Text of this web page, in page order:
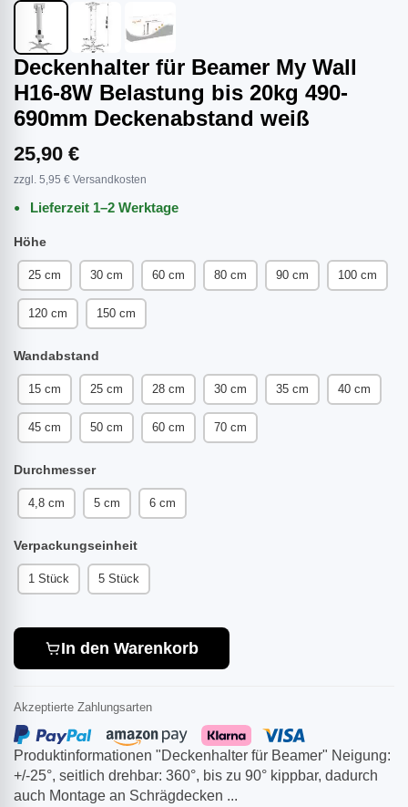
Deckenhalter für Beamer My Wall
H16-8W Belastung bis 20kg 490-
690mm Deckenabstand weiß
Produktinformationen "Deckenhalter für Beamer" Neigung:
+/-25°, seitlich drehbar: 360°, bis zu 90° kippbar, dadurch
auch Montage an Schrägdecken ...
25,90 €
zzgl. 5,95 € Versandkosten
Lieferzeit 1–2 Werktage
Höhe
25 cm 30 cm 60 cm 80 cm 90 cm 100 cm
120 cm 150 cm
Wandabstand
15 cm 25 cm 28 cm 30 cm 35 cm 40 cm
45 cm 50 cm 60 cm 70 cm
Durchmesser
4,8 cm 5 cm 6 cm
Verpackungseinheit
1 Stück 5 Stück
In den Warenkorb
Akzeptierte Zahlungsarten